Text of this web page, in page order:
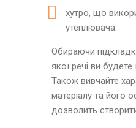
хутро, що
утеплювача.
Обираючи
якої речі ви будете
Також вивчайте
матеріалу та його
дозволить